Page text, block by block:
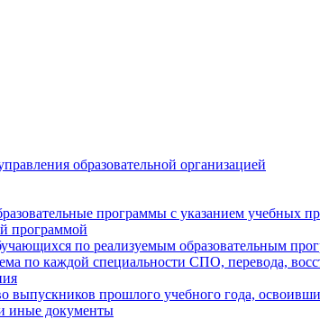
образовательной организацией
программы с указанием учебных
программой
по реализуемым образовательным
по каждой специальности СПО, перевода,
выпускников прошлого учебного года,
иные документы